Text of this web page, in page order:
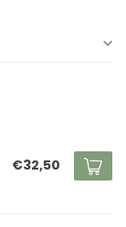
€32,50